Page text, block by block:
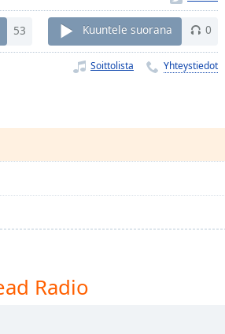
53 Kuuntele suorana 0
Soittolista Yhteystiedot
Radio